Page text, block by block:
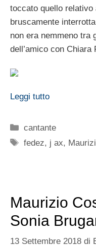
toccato quello relativo
bruscamente
non era nemmeno tra
dell’amico con Chiara
Leggi tutto
Categorie
cantante
Tag
fedez, j ax,
Maurizio
Sonia
13 Settembre 2018 di